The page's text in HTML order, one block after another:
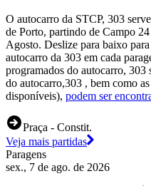
O autocarro da STCP, 303
de Porto, partindo de Campo
Agosto. Deslize para baixo
autocarro da 303 em cada
programados do autocarro,
do autocarro,303 , bem como
disponíveis), podem ser
Praça - Constit.
Veja mais partidas
Paragens
sex., 7 de ago. de 2026